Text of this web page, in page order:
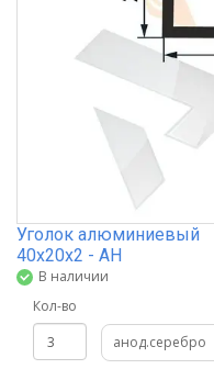
Уголок алюминиевый
40х20х2 - АН
В наличии
Кол-во
анод.серебро